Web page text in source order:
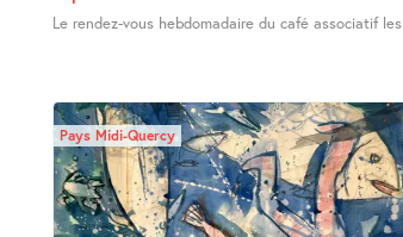
Le rendez-vous hebdomadaire du café associatif
Pays Midi-Quercy